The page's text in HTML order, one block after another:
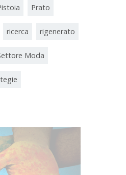
Prato
ricerca rigenerato
Moda